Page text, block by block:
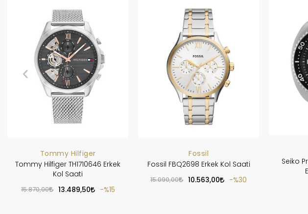
Tommy Hilfiger
Tommy Hilfiger TH1710646 Erkek
Kol Saati
15.870,00 13.489,50 %15
Fossil
Fossil FBQ2698 Erkek Kol Saati
15.090,00 10.563,00 %30
Seiko